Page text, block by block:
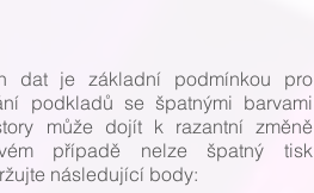
dat je základní podmínkou pro
podkladů se špatnými barvami
může dojít k razantní změně
případě nelze špatný tisk
následující body: